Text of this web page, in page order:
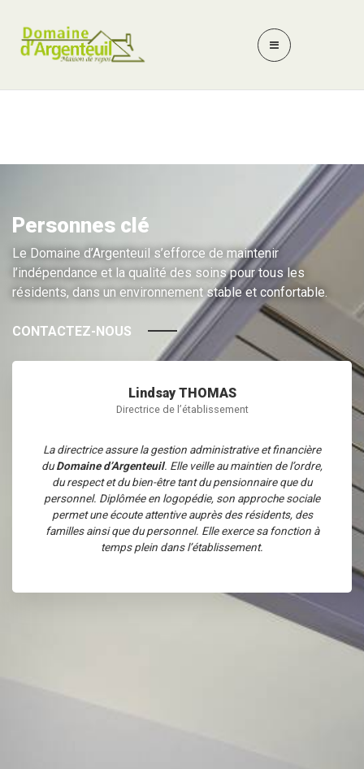
Personnes clé
Le Domaine d’Argenteuil s’efforce de maintenir
l’indépendance et la qualité des soins pour tous les
résidents, dans un environnement stable et confortable.
CONTACTEZ-NOUS
Lindsay THOMAS
Directrice de l’établissement
La directrice assure la gestion administrative et financière
duDomaine d’Argenteuil. Elle veille au maintien de l’ordre,
du respect et du bien-être tant du pensionnaire que du
personnel. Diplômée en logopédie, son approche sociale
permet une écoute attentive auprès des résidents, des
familles ainsi que du personnel. Elle exerce sa fonction à
temps plein dans l’établissement.